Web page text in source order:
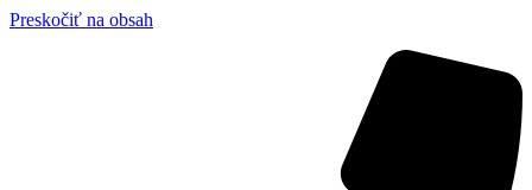
Preskočiť na obsah